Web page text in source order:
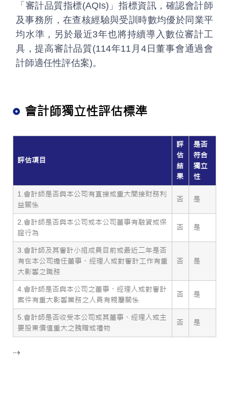
「審計品質指標(AQIs)」指標資訊，確認會計師
及事務所，在查核經驗與受訓時數均優於同業平
均水準，另於最近3年也將持續導入數位審計工
具，提高審計品質(114年11月4日董事會通過會
計師適任性評估案)。
會計師獨立性評估標準
評估項目
評
估
結
果
是否
符合
獨立
性
1.會計師是否與本公司有直接或重大間接財務利
益關係
否 是
2.會計師是否與本公司或本公司董事有融資或保
證行為
否 是
3.會計師及其審計小組成員目前或最近二年是否
有在本公司擔任董事、經理人或對審計工作有重
大影響之職務
否 是
4.會計師是否與本公司之董事、經理人或對審計
案件有重大影響業務之人員有親屬關係
否 是
5.會計師是否收受本公司或其董事、經理人或主
要股東價值重大之餽贈或禮物
否 是
⇢